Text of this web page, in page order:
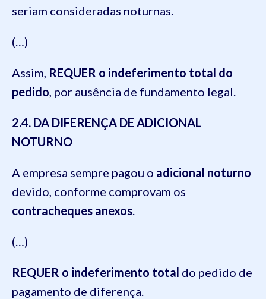
seriam consideradas noturnas.
(…)
Assim, REQUER o indeferimento total do
pedido , por ausência de fundamento legal.
2.4. DA DIFERENÇA DE ADICIONAL
NOTURNO
A empresa sempre pagou o adicional noturno
devido, conforme comprovam os
contracheques anexos
(…)
REQUER o indeferimento total do pedido de
pagamento de diferença.